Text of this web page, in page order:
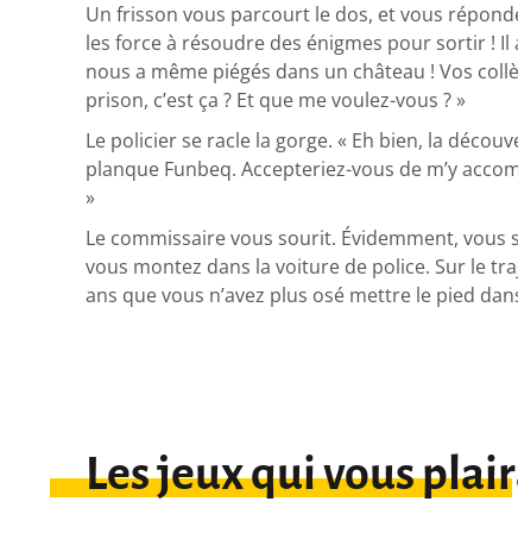
Un frisson vous parcourt le dos, et vous
les force à résoudre des énigmes pour sortir !
nous a même piégés dans un château ! Vos
prison, c’est ça ? Et que me voulez-vous ? »
Le policier se racle la gorge. « Eh bien, la
planque Funbeq. Accepteriez-vous de m’y
»
Le commissaire vous sourit. Évidemment, vous
vous montez dans la voiture de police. Sur le
ans que vous n’avez plus osé mettre le pied
Les jeux qui vous